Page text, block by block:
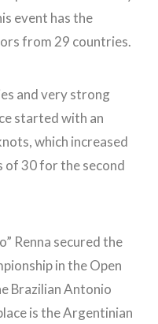
event has the
from 29 countries.
and very strong
started with an
which increased
of 30 for the second
Renna secured the
in the Open
Brazilian Antonio
is the Argentinian